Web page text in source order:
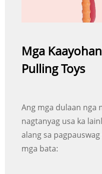
Mga
Pulling Toys
Ang mga dulaan nga
nagtanyag usa ka
alang sa
mga bata: